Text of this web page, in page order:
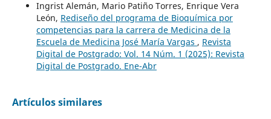
Ingrist Alemán, Mario Patiño Torres, Enrique Vera
León, Rediseño del programa de Bioquímica por
competencias para la carrera de Medicina de la
Escuela de Medicina José María Vargas , Revista
Digital de Postgrado: Vol. 14 Núm. 1 (2025): Revista
Digital de Postgrado. Ene-Abr
Artículos similares